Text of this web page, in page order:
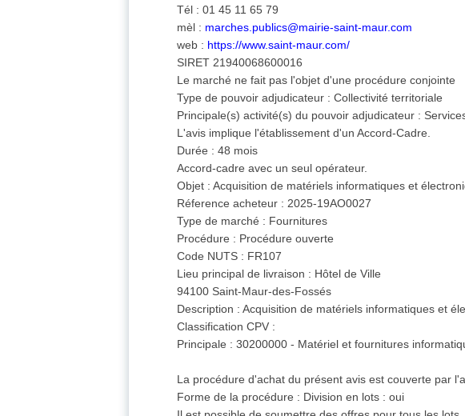
Tél : 01 45 11 65 79
mèl : marches.publics@mairie-saint-maur.com
web : https://www.saint-maur.com/
SIRET 21940068600016
Le marché ne fait pas l'objet d'une procédure conjointe
Type de pouvoir adjudicateur : Collectivité territoriale
Principale(s) activité(s) du pouvoir adjudicateur :
L'avis implique l'établissement d'un Accord-Cadre.
Durée : 48 mois
Accord-cadre avec un seul opérateur.
Objet : Acquisition de matériels informatiques et
Réference acheteur : 2025-19AO0027
Type de marché : Fournitures
Procédure : Procédure ouverte
Code NUTS : FR107
Lieu principal de livraison : Hôtel de Ville
94100 Saint-Maur-des-Fossés
Description : Acquisition de matériels informatiques et
Classification CPV :
Principale : 30200000 - Matériel et fournitures
La procédure d'achat du présent avis est couverte par
Forme de la procédure : Division en lots : oui